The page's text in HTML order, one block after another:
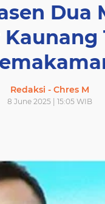
Dua
Redaksi - Chres M
8 June 2025 | 15:05 WIB